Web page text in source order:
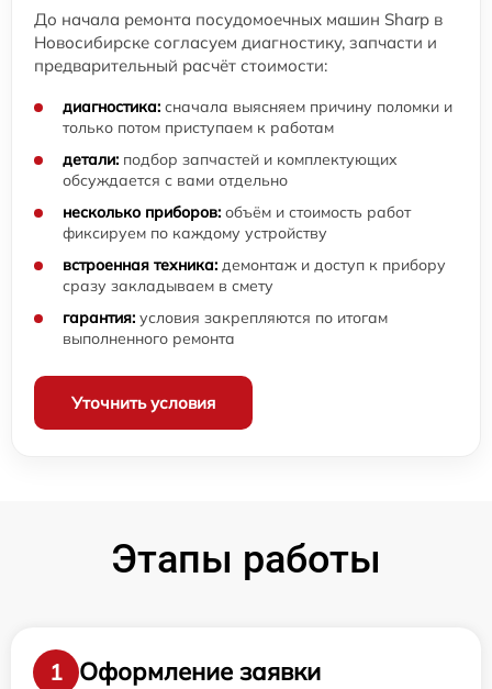
До начала ремонта посудомоечных машин Sharp в
Новосибирске согласуем диагностику, запчасти и
предварительный расчёт стоимости:
диагностика: сначала выясняем причину поломки и
только потом приступаем к работам
детали: подбор запчастей и комплектующих
обсуждается с вами отдельно
несколько приборов: объём и стоимость работ
фиксируем по каждому устройству
встроенная техника: демонтаж и доступ к прибору
сразу закладываем в смету
гарантия: условия закрепляются по итогам
выполненного ремонта
Уточнить условия
Этапы работы
1
Оформление заявки